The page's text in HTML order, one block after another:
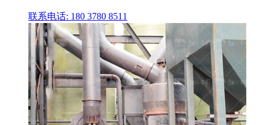
联系电话: 180 3780 8511